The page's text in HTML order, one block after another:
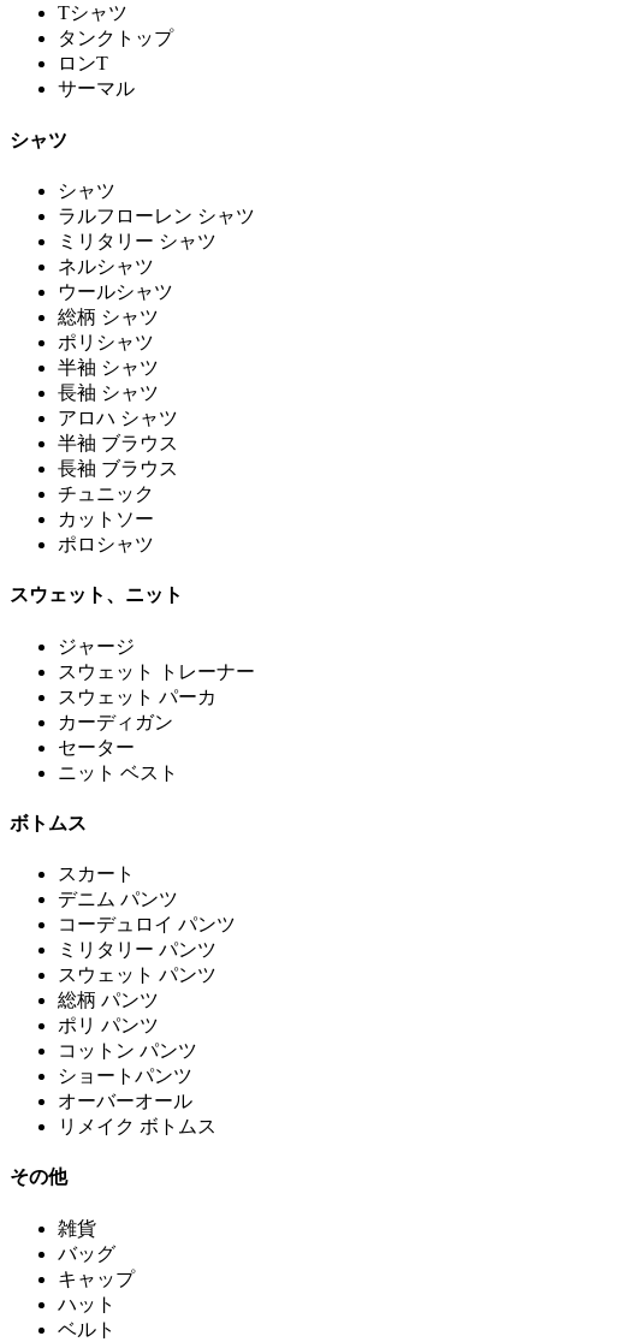
Tシャツ
タンクトップ
ロンT
サーマル
シャツ
シャツ
ラルフローレン シャツ
ミリタリー シャツ
ネルシャツ
ウールシャツ
総柄 シャツ
ポリシャツ
半袖 シャツ
長袖 シャツ
アロハ シャツ
半袖 ブラウス
長袖 ブラウス
チュニック
カットソー
ポロシャツ
スウェット、ニット
ジャージ
スウェット トレーナー
スウェット パーカ
カーディガン
セーター
ニット ベスト
ボトムス
スカート
デニム パンツ
コーデュロイ パンツ
ミリタリー パンツ
スウェット パンツ
総柄 パンツ
ポリ パンツ
コットン パンツ
ショートパンツ
オーバーオール
リメイク ボトムス
その他
雑貨
バッグ
キャップ
ハット
ベルト